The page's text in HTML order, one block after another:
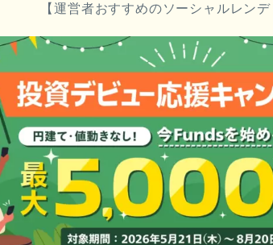
【運営者おすすめのソーシャルレンデ